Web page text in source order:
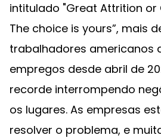
intitulado "Great Attrition
The choice is yours”, mais
trabalhadores americanos
empregos desde abril de
recorde interrompendo
os lugares. As empresas
resolver o problema, e